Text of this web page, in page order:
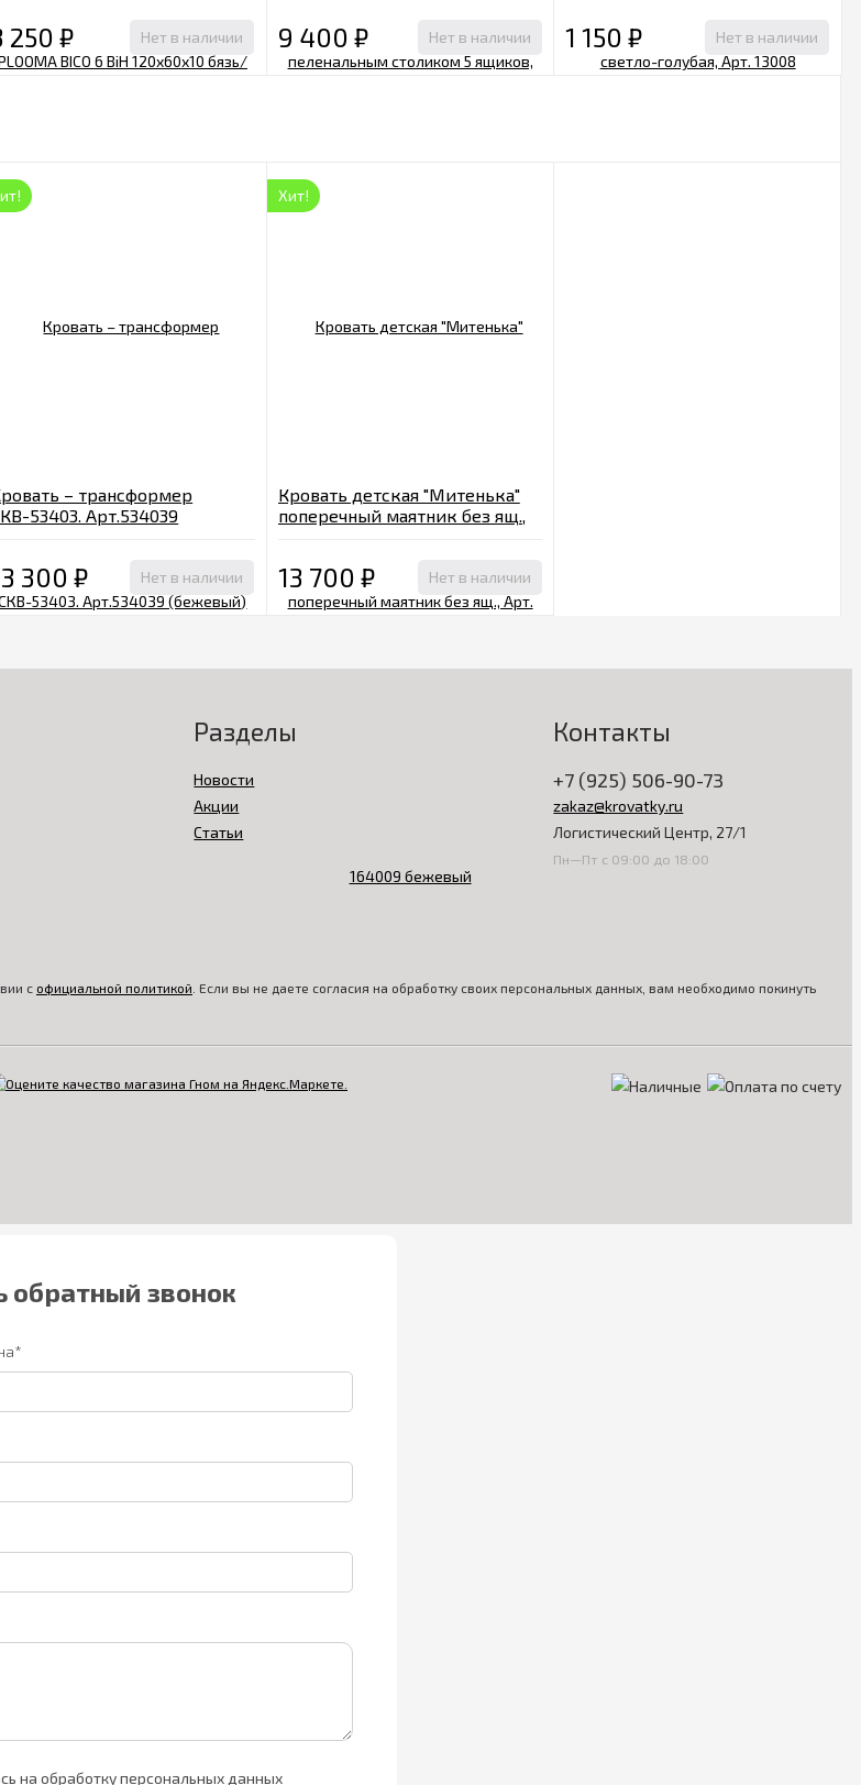
250₽ Нет в наличии 9 400 ₽ Нет в наличии 1 150₽ Нет в наличии
– трансформер
53403. Арт.534039
300₽ Нет в наличии
Хит!
Кровать детская "Митенька"
поперечный маятник без ящ.,
13 700 ₽ Нет в наличии
Разделы
Новости
Акции
Статьи
Контакты
+7 (925) 506-90-73
zakaz@krovatky.ru
Логистический Центр, 27/1
Пн—Пт с 09:00 до 18:00
с официальной политикой . Если вы не даете согласия на обработку своих персональных данных, вам необходимо покинуть
обратный звонок
на обработку персональных данных